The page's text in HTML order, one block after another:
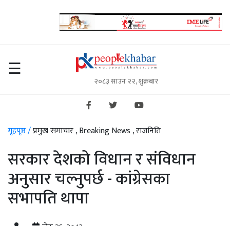
☰ २०८३ साउन २२, शुक्रबार
गृहपृष्ठ
विचार/
स्थानीय
सरकार
गृहपृष्ठ /प्रमुख समाचार ,Breaking News ,राजनिति
सरकार देशको विधान र संविधान
अनुसार चल्नुपर्छ - कांग्रेसका
सभापति थापा